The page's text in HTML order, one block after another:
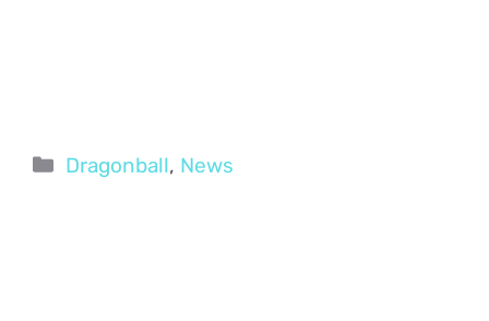
Categorie
Dragonball, News